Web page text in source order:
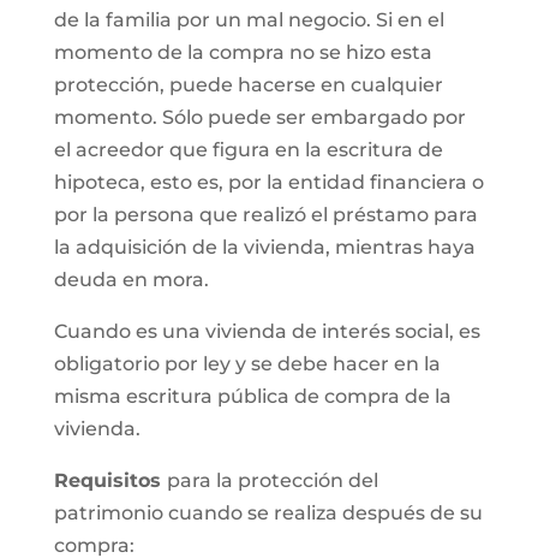
de la familia por un mal negocio. Si en el
momento de la compra no se hizo esta
protección, puede hacerse en cualquier
momento. Sólo puede ser embargado por
el acreedor que figura en la escritura de
hipoteca, esto es, por la entidad financiera o
por la persona que realizó el préstamo para
la adquisición de la vivienda, mientras haya
deuda en mora.
Cuando es una vivienda de interés social, es
obligatorio por ley y se debe hacer en la
misma escritura pública de compra de la
vivienda.
Requisitos para la protección del
patrimonio cuando se realiza después de su
compra: